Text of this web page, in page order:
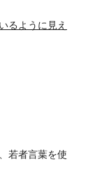
るように見え
若者言葉を使